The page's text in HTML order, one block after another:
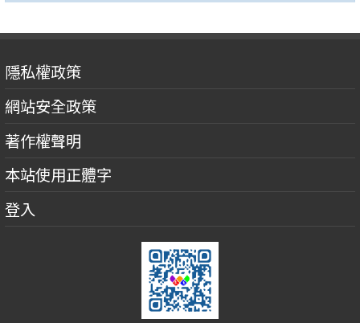
隱私權政策
網站安全政策
著作權聲明
本站使用正體字
登入